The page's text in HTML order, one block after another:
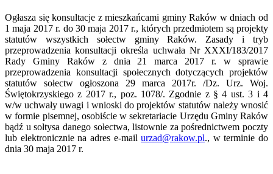
Ogłasza się konsultacje z mieszkańcami gminy Raków w dniach od
1 maja 2017 r. do 30 maja 2017 r., których przedmiotem są projekty
statutów wszystkich sołectw gminy Raków. Zasady i tryb
przeprowadzenia konsultacji określa uchwała Nr XXXI/183/2017
Rady Gminy Raków z dnia 21 marca 2017 r. w sprawie
przeprowadzenia konsultacji społecznych dotyczących projektów
statutów sołectw ogłoszona 29 marca 2017r. /Dz. Urz. Woj.
Świętokrzyskiego z 2017 r., poz. 1078/. Zgodnie z § 4 ust. 3 i 4
w/w uchwały uwagi i wnioski do projektów statutów należy wnosić
w formie pisemnej, osobiście w sekretariacie Urzędu Gminy Raków
bądź u sołtysa danego sołectwa, listownie za pośrednictwem poczty
lub elektronicznie na adres e-mailurzad@rakow.pl., w terminie do
dnia 30 maja 2017 r.